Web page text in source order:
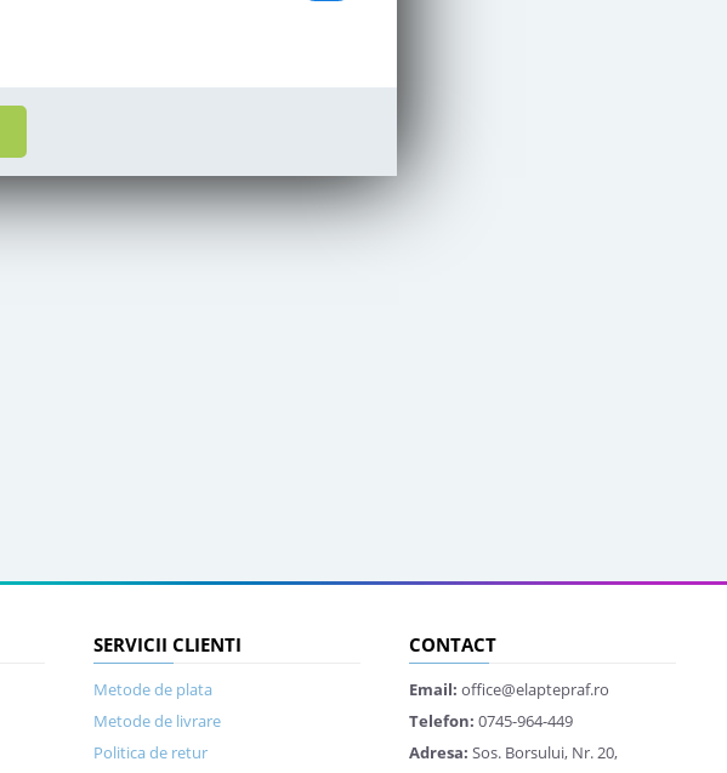
SERVICII CLIENTI
Metode de plata
Metode de livrare
Politica de retur
CONTACT
Email: office@elaptepraf.ro
Telefon: 0745-964-449
Adresa: Sos. Borsului, Nr. 20,